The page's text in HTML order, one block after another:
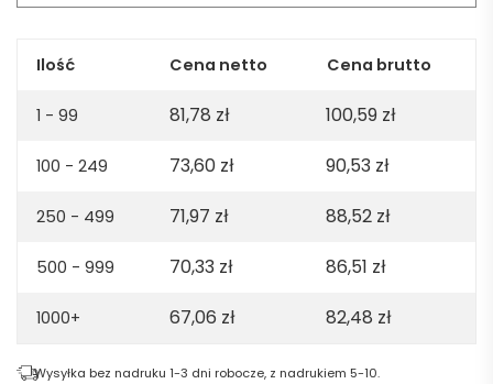
Ilość Cena netto Cena brutto
1 - 99 81,78 zł 100,59 zł
100 - 249 73,60 zł 90,53 zł
250 - 499 71,97 zł 88,52 zł
500 - 999 70,33 zł 86,51 zł
1000+ 67,06 zł 82,48 zł
Wysyłka bez nadruku 1-3 dni robocze, z nadrukiem 5-10.